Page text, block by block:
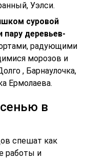
Уэлси.
суровой
пару деревьев-
радующими
морозов и
, Барнаулочка,
Ермолаева.
в
спешат как
работы и